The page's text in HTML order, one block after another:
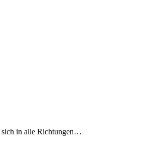
sich in alle Richtungen…